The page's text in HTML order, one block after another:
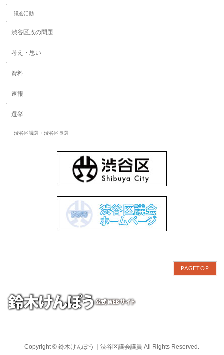
議会活動
渋谷区政の問題
考え・思い
資料
速報
選挙
渋谷区議選・渋谷区長選
PAGETOP
Copyright © 鈴木けんぽう｜渋谷区議会議員 All Rights Reserved.